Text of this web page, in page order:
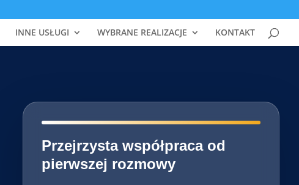
INNE USŁUGI WYBRANE REALIZACJE KONTAKT
━━━━━━━━━━━━━━━━━━━━━━━━━━━━
Przejrzysta współpraca od
pierwszej rozmowy